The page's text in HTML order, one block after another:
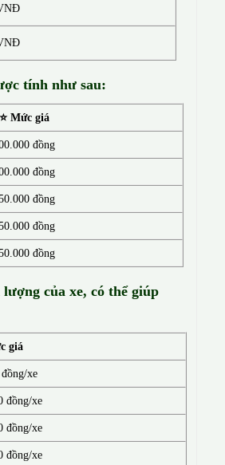
tính như sau:
⭐ Mức giá
đồng
đồng
đồng
đồng
đồng
của xe, có thể giúp
giá
xe
đồng/xe
đồng/xe
đồng/xe